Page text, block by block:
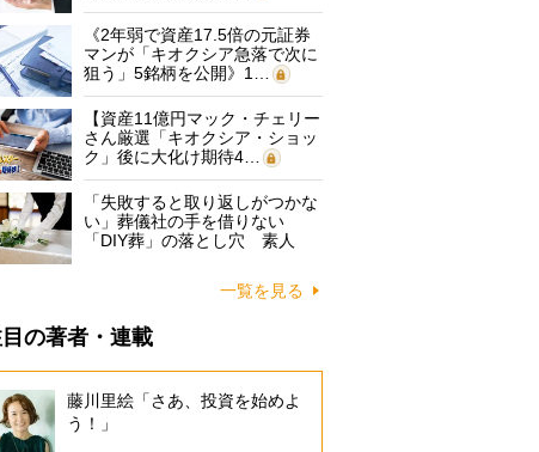
《2年弱で資産17.5倍の元証券
マンが「キオクシア急落で次に
狙う」5銘柄を公開》1…
【資産11億円マック・チェリー
さん厳選「キオクシア・ショッ
ク」後に大化け期待4…
「失敗すると取り返しがつかな
い」葬儀社の手を借りない
「DIY葬」の落とし穴 素人
一覧を見る
の著者・連載
藤川里絵「さあ、投資を始めよ
う！」